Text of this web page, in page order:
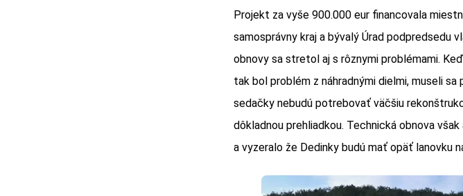
Projekt za vyše 900.000 eur financovala
samosprávny kraj a bývalý Úrad podpredsedu
obnovy sa stretol aj s rôznymi problémami.
tak bol problém z náhradnými dielmi, museli
sedačky nebudú potrebovať väčšiu
dôkladnou prehliadkou. Technická obnova
a vyzeralo že Dedinky budú mať opäť lanovku